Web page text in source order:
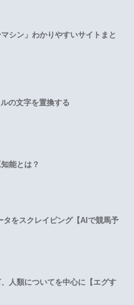
マシン」わかりやすいサイトまと
の文字を置換する
能とは？
をスクレイピング【AIで競馬予
人類についてを中心に【エグす